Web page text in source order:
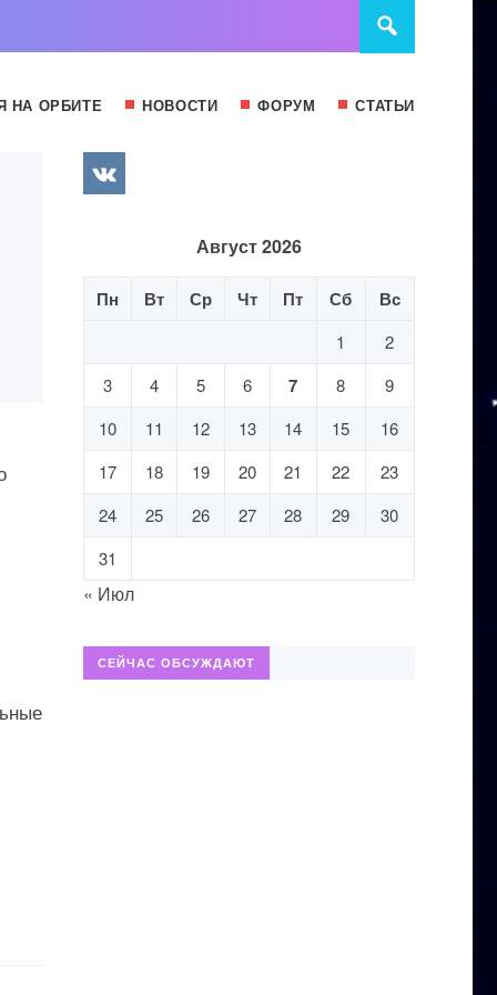
НА ОРБИТЕ НОВОСТИ ФОРУМ СТАТЬИ
Август 2026
Пн Вт Ср Чт Пт Сб Вс
1
2
3
4 5 6 7 8
9
10
11 12 13 14 15
16
17
18 19 20 21 22
23
24
25 26 27 28 29
30
31
« Июл
СЕЙЧАС ОБСУЖДАЮТ